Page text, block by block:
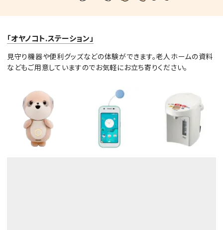
「オヤノコト.ステーション」
見守り機器や便利グッズなどの体験ができます。老人ホームの資料
などもご用意していますのでお気軽にお立ち寄りください。